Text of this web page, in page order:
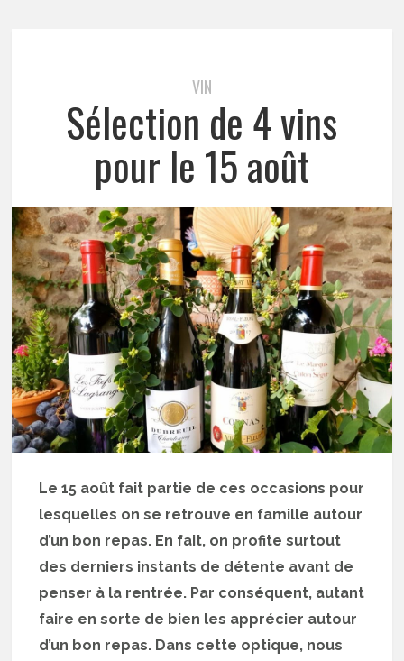
VIN
Sélection de 4 vins
pour le 15 août
Le 15 août fait partie de ces occasions pour
lesquelles on se retrouve en famille autour
d’un bon repas. En fait, on profite surtout
des derniers instants de détente avant de
penser à la rentrée. Par conséquent, autant
faire en sorte de bien les apprécier autour
d’un bon repas. Dans cette optique, nous